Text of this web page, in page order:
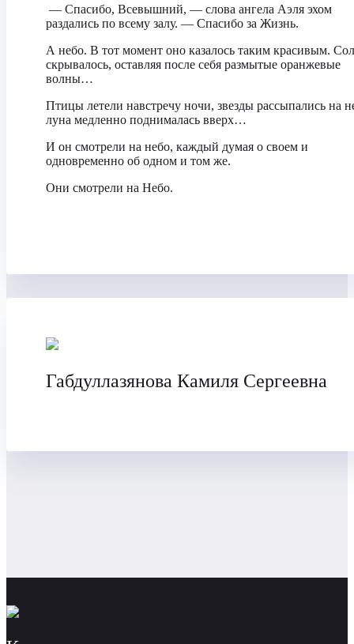
— Спасибо, Всевышний, — слова ангела Аэля эхом
раздались по всему залу. — Спасибо за Жизнь.
А небо. В тот момент оно казалось таким красивым.
скрывалось, оставляя после себя размытые оранжевые
волны…
Птицы летели навстречу ночи, звезды рассыпались на
луна медленно поднималась вверх…
И он смотрели на небо, каждый думая о своем и
одновременно об одном и том же.
Они смотрели на Небо.
Габдуллазянова Камиля Сергеевна